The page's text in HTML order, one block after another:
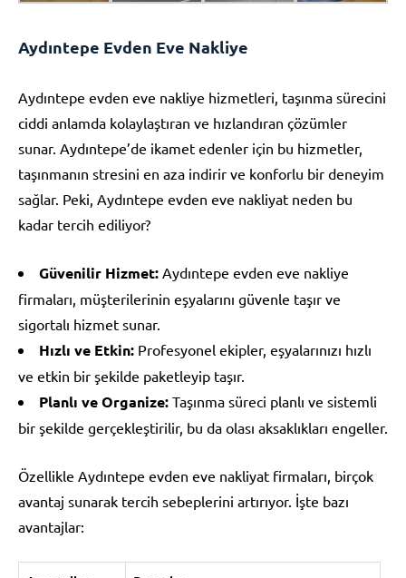
Aydıntepe Evden Eve Nakliye
Aydıntepe evden eve nakliye hizmetleri, taşınma sürecini
ciddi anlamda kolaylaştıran ve hızlandıran çözümler
sunar. Aydıntepe’de ikamet edenler için bu hizmetler,
taşınmanın stresini en aza indirir ve konforlu bir deneyim
sağlar. Peki, Aydıntepe evden eve nakliyat neden bu
kadar tercih ediliyor?
Güvenilir Hizmet: Aydıntepe evden eve nakliye
firmaları, müşterilerinin eşyalarını güvenle taşır ve
sigortalı hizmet sunar.
Hızlı ve Etkin: Profesyonel ekipler, eşyalarınızı hızlı
ve etkin bir şekilde paketleyip taşır.
Planlı ve Organize: Taşınma süreci planlı ve sistemli
bir şekilde gerçekleştirilir, bu da olası aksaklıkları engeller.
Özellikle Aydıntepe evden eve nakliyat firmaları, birçok
avantaj sunarak tercih sebeplerini artırıyor. İşte bazı
avantajlar: